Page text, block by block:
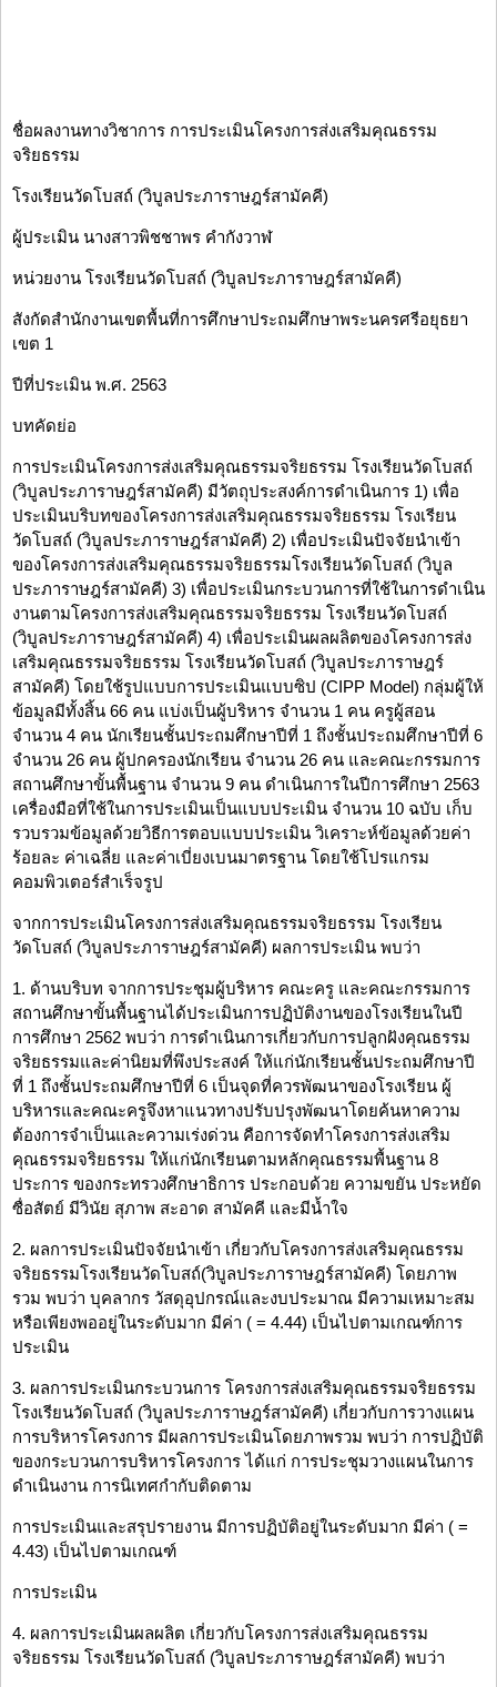
ชื่อผลงานทางวิชาการ การประเมินโครงการส่งเสริมคุณธรรม
จริยธรรม
โรงเรียนวัดโบสถ์ (วิบูลประภาราษฎร์สามัคคี)
ผู้ประเมิน นางสาวพิชชาพร คำกังวาฬ
หน่วยงาน โรงเรียนวัดโบสถ์ (วิบูลประภาราษฎร์สามัคคี)
สังกัดสำนักงานเขตพื้นที่การศึกษาประถมศึกษาพระนครศรีอยุธยา
เขต 1
ปีที่ประเมิน พ.ศ. 2563
บทคัดย่อ
การประเมินโครงการส่งเสริมคุณธรรมจริยธรรม โรงเรียนวัดโบสถ์
(วิบูลประภาราษฎร์สามัคคี) มีวัตถุประสงค์การดำเนินการ 1) เพื่อ
ประเมินบริบทของโครงการส่งเสริมคุณธรรมจริยธรรม โรงเรียน
วัดโบสถ์ (วิบูลประภาราษฎร์สามัคคี) 2) เพื่อประเมินปัจจัยนำเข้า
ของโครงการส่งเสริมคุณธรรมจริยธรรมโรงเรียนวัดโบสถ์ (วิบูล
ประภาราษฎร์สามัคคี) 3) เพื่อประเมินกระบวนการที่ใช้ในการดำเนิน
งานตามโครงการส่งเสริมคุณธรรมจริยธรรม โรงเรียนวัดโบสถ์
(วิบูลประภาราษฎร์สามัคคี) 4) เพื่อประเมินผลผลิตของโครงการส่ง
เสริมคุณธรรมจริยธรรม โรงเรียนวัดโบสถ์ (วิบูลประภาราษฎร์
สามัคคี) โดยใช้รูปแบบการประเมินแบบซิป (CIPP Model) กลุ่มผู้ให้
ข้อมูลมีทั้งสิ้น 66 คน แบ่งเป็นผู้บริหาร จำนวน 1 คน ครูผู้สอน
จำนวน 4 คน นักเรียนชั้นประถมศึกษาปีที่ 1 ถึงชั้นประถมศึกษาปีที่ 6
จำนวน 26 คน ผู้ปกครองนักเรียน จำนวน 26 คน และคณะกรรมการ
สถานศึกษาขั้นพื้นฐาน จำนวน 9 คน ดำเนินการในปีการศึกษา 2563
เครื่องมือที่ใช้ในการประเมินเป็นแบบประเมิน จำนวน 10 ฉบับ เก็บ
รวบรวมข้อมูลด้วยวิธีการตอบแบบประเมิน วิเคราะห์ข้อมูลด้วยค่า
ร้อยละ ค่าเฉลี่ย และค่าเบี่ยงเบนมาตรฐาน โดยใช้โปรแกรม
คอมพิวเตอร์สำเร็จรูป
จากการประเมินโครงการส่งเสริมคุณธรรมจริยธรรม โรงเรียน
วัดโบสถ์ (วิบูลประภาราษฎร์สามัคคี) ผลการประเมิน พบว่า
1. ด้านบริบท จากการประชุมผู้บริหาร คณะครู และคณะกรรมการ
สถานศึกษาขั้นพื้นฐานได้ประเมินการปฏิบัติงานของโรงเรียนในปี
การศึกษา 2562 พบว่า การดำเนินการเกี่ยวกับการปลูกฝังคุณธรรม
จริยธรรมและค่านิยมที่พึงประสงค์ ให้แก่นักเรียนชั้นประถมศึกษาปี
ที่ 1 ถึงชั้นประถมศึกษาปีที่ 6 เป็นจุดที่ควรพัฒนาของโรงเรียน ผู้
บริหารและคณะครูจึงหาแนวทางปรับปรุงพัฒนาโดยค้นหาความ
ต้องการจำเป็นและความเร่งด่วน คือการจัดทำโครงการส่งเสริม
คุณธรรมจริยธรรม ให้แก่นักเรียนตามหลักคุณธรรมพื้นฐาน 8
ประการ ของกระทรวงศึกษาธิการ ประกอบด้วย ความขยัน ประหยัด
ซื่อสัตย์ มีวินัย สุภาพ สะอาด สามัคคี และมีน้ำใจ
2. ผลการประเมินปัจจัยนำเข้า เกี่ยวกับโครงการส่งเสริมคุณธรรม
จริยธรรมโรงเรียนวัดโบสถ์(วิบูลประภาราษฎร์สามัคคี) โดยภาพ
รวม พบว่า บุคลากร วัสดุอุปกรณ์และงบประมาณ มีความเหมาะสม
หรือเพียงพออยู่ในระดับมาก มีค่า ( = 4.44) เป็นไปตามเกณฑ์การ
ประเมิน
3. ผลการประเมินกระบวนการ โครงการส่งเสริมคุณธรรมจริยธรรม
โรงเรียนวัดโบสถ์ (วิบูลประภาราษฎร์สามัคคี) เกี่ยวกับการวางแผน
การบริหารโครงการ มีผลการประเมินโดยภาพรวม พบว่า การปฏิบัติ
ของกระบวนการบริหารโครงการ ได้แก่ การประชุมวางแผนในการ
ดำเนินงาน การนิเทศกำกับติดตาม
การประเมินและสรุปรายงาน มีการปฏิบัติอยู่ในระดับมาก มีค่า ( =
4.43) เป็นไปตามเกณฑ์
การประเมิน
4. ผลการประเมินผลผลิต เกี่ยวกับโครงการส่งเสริมคุณธรรม
จริยธรรม โรงเรียนวัดโบสถ์ (วิบูลประภาราษฎร์สามัคคี) พบว่า